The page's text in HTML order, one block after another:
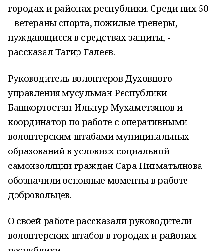
городах и районах республики. Среди них 50
– ветераны спорта, пожилые тренеры,
нуждающиеся в средствах защиты, -
рассказал Тагир Галеев.
Руководитель волонтеров Духовного
управления мусульман Республики
Башкортостан Ильнур Мухаметзянов и
координатор по работе с оперативными
волонтерским штабами муниципальных
образований в условиях социальной
самоизоляции граждан Сара Нигматьянова
обозначили основные моменты в работе
добровольцев.
О своей работе рассказали руководители
волонтерских штабов в городах и районах